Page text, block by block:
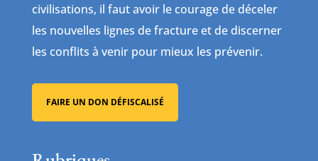
civilisations, il faut avoir le courage de déceler
les nouvelles lignes de fracture et de discerner
les conflits à venir pour mieux les prévenir.
FAIRE UN DON DÉFISCALISÉ